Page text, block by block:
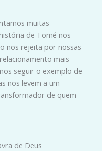
muitas
de Tomé nos
nos rejeita por nossas
mais
seguir o exemplo de
nos levem a um
de quem
de Deus